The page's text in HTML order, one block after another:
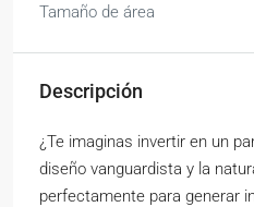
Tamaño de área
Descripción
¿Te imaginas invertir en un
diseño vanguardista y la
perfectamente para generar